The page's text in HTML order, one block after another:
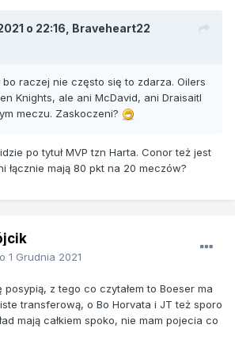
o 22:16, Braveheart22
raczej nie często się to zdarza. Oilers
Knights, ale ani McDavid, ani Draisaitl
meczu. Zaskoczeni?
po tytuł MVP tzn Harta. Conor też jest
łącznie mają 80 pkt na 20 meczów?
1 Grudnia 2021
z tego co czytałem to Boeser ma
transferową, o Bo Horvata i JT też sporo
mają całkiem spoko, nie mam pojecia co